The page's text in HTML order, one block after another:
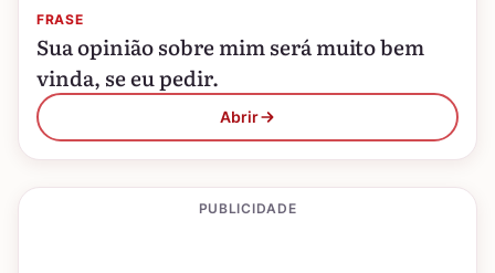
FRASE
Sua opinião sobre mim será muito bem
vinda, se eu pedir.
Abrir
PUBLICIDADE